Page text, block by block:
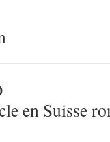
en Suisse